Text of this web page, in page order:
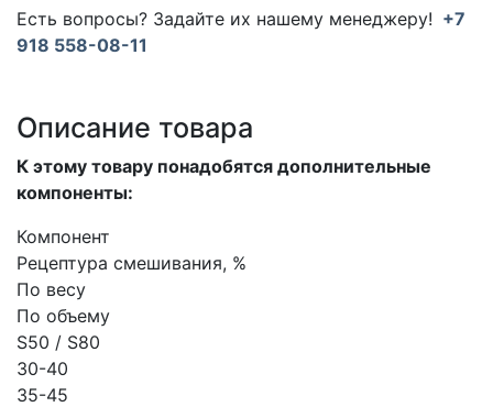
Есть вопросы? Задайте их нашему менеджеру! +7
918 558-08-11
Описание товара
К этому товару понадобятся дополнительные
компоненты:
Компонент
Рецептура смешивания, %
По весу
По объему
S50 / S80
30-40
35-45